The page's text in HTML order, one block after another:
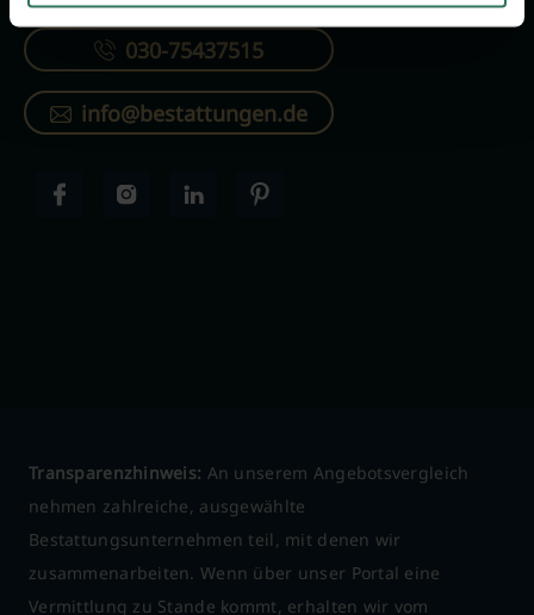
030-75437515
info@bestattungen.de
Transparenzhinweis: An unserem Angebotsvergleich
nehmen zahlreiche, ausgewählte
Bestattungsunternehmen teil, mit denen wir
zusammenarbeiten. Wenn über unser Portal eine
Vermittlung zu Stande kommt, erhalten wir vom